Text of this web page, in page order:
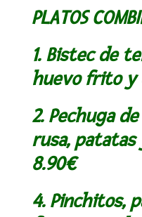
PLATOS
1. Bistec de
huevo frito y
2. Pechuga
rusa, patatas
8.90€
4. Pinchitos,